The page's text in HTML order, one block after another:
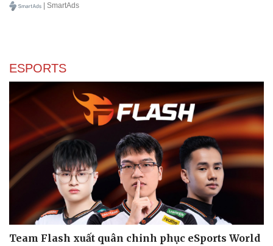
| SmartAds
ESPORTS
Team Flash xuất quân chinh phục eSports World